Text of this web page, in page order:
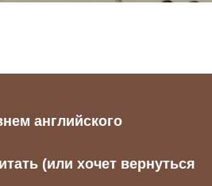
английского
(или хочет вернуться